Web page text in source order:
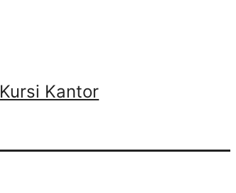
Kursi Kantor